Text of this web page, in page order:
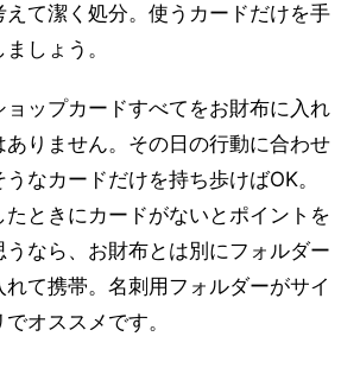
て潔く処分。使うカードだけを手
しょう。
ョップカードすべてをお財布に入れ
ありません。その日の行動に合わせ
なカードだけを持ち歩けばOK。
たときにカードがないとポイントを
なら、お財布とは別にフォルダー
て携帯。名刺用フォルダーがサイ
オススメです。